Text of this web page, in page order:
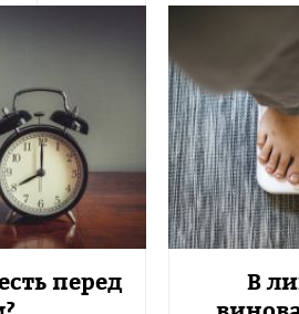
перед
В